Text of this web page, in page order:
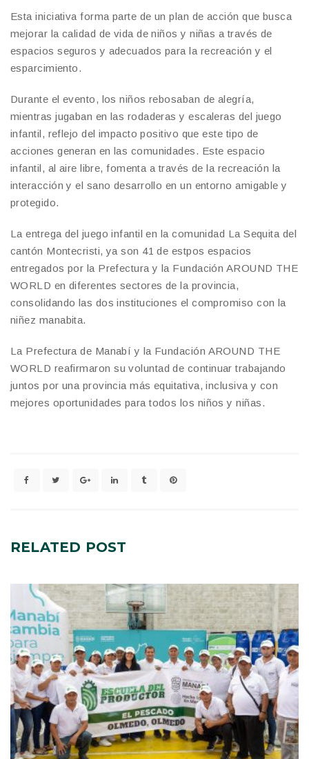
Esta iniciativa forma parte de un plan de acción que busca
mejorar la calidad de vida de niños y niñas a través de
espacios seguros y adecuados para la recreación y el
esparcimiento.
Durante el evento, los niños rebosaban de alegría,
mientras jugaban en las rodaderas y escaleras del juego
infantil, reflejo del impacto positivo que este tipo de
acciones generan en las comunidades. Este espacio
infantil, al aire libre, fomenta a través de la recreación la
interacción y el sano desarrollo en un entorno amigable y
protegido.
La entrega del juego infantil en la comunidad La Sequita del
cantón Montecristi, ya son 41 de estpos espacios
entregados por la Prefectura y la Fundación AROUND THE
WORLD en diferentes sectores de la provincia,
consolidando las dos instituciones el compromiso con la
niñez manabita.
La Prefectura de Manabí y la Fundación AROUND THE
WORLD reafirmaron su voluntad de continuar trabajando
juntos por una provincia más equitativa, inclusiva y con
mejores oportunidades para todos los niños y niñas.
RELATED POST